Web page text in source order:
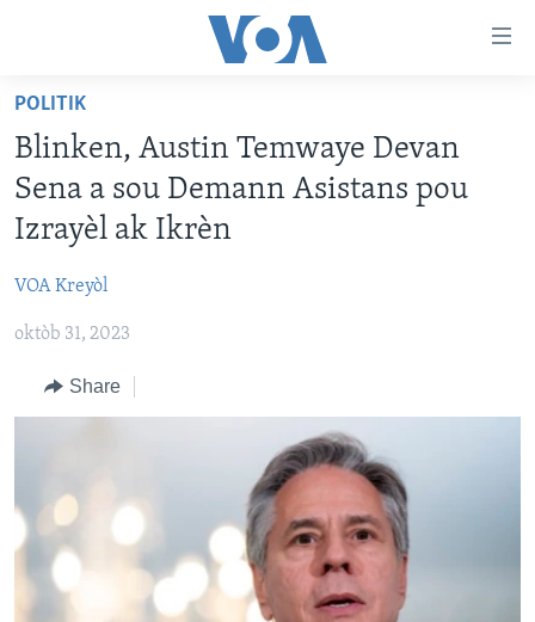
Skip
main
content
Skip
to
main
Navigation
Skip
Search
AYITI
LÈZETAZINI
AMERIK LATIN
VIDEO
FLASHPOINT IKRÈN
Learning English
Languages
POLITIK
Blinken, Austin Temwaye Devan
Sena a sou Demann Asistans pou
Izrayèl ak Ikrèn
VOA Kreyòl
oktòb 31, 2023
Share